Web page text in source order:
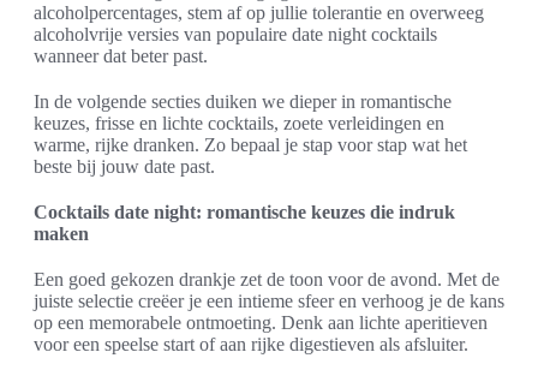
alcoholpercentages, stem af op jullie tolerantie en overweeg
alcoholvrije versies van populaire date night cocktails
wanneer dat beter past.
In de volgende secties duiken we dieper in romantische
keuzes, frisse en lichte cocktails, zoete verleidingen en
warme, rijke dranken. Zo bepaal je stap voor stap wat het
beste bij jouw date past.
Cocktails date night: romantische keuzes die indruk
maken
Een goed gekozen drankje zet de toon voor de avond. Met de
juiste selectie creëer je een intieme sfeer en verhoog je de kans
op een memorabele ontmoeting. Denk aan lichte aperitieven
voor een speelse start of aan rijke digestieven als afsluiter.